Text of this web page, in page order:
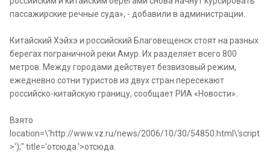
пассажирские речные суда», - добавили в администрации.
Китайский Хэйхэ и российский Благовещенск стоят на разных
берегах пограничной реки Амур. Их разделяет всего 800
метров. Между городами действует безвизовый режим,
ежедневно сотни туристов из двух стран пересекают
российско-китайскую границу, сообщает РИА «Новости».
Взято
location=\'http://www.vz.ru/news/2006/10/30/54850.html\'script
>');" title='отсюда.'>отсюда.